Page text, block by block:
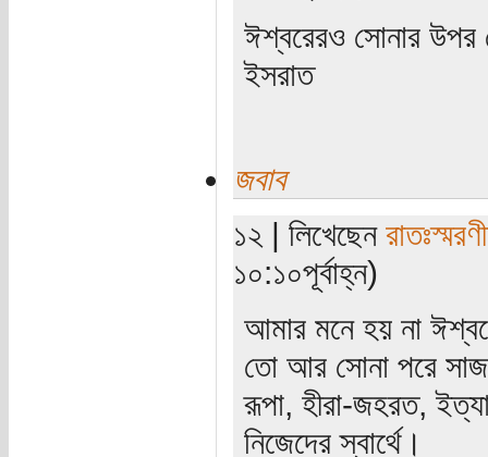
ঈশ্বরেরও সোনার
ইসরাত
জবাব
১২ | লিখেছেন
১০:১০পূর্বাহ্ন)
আমার মনে হয় না
তো আর সোনা পরে
রূপা, হীরা-জহরত,
নিজেদের স্বার্থে।